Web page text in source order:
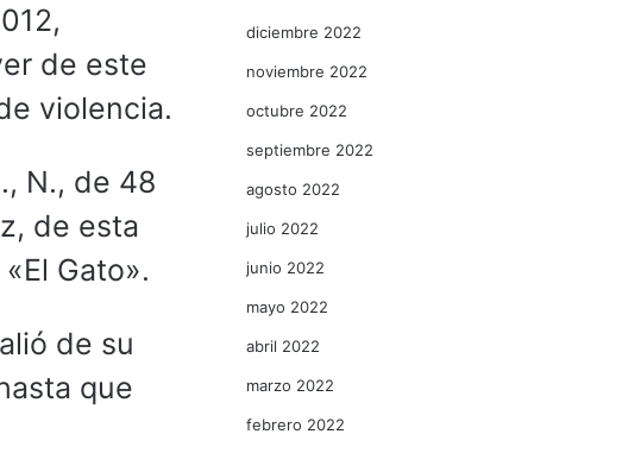
de este
violencia.
N., de 48
de esta
Gato».
de su
que
diciembre 2022
noviembre 2022
octubre 2022
septiembre 2022
agosto 2022
julio 2022
junio 2022
mayo 2022
abril 2022
marzo 2022
febrero 2022